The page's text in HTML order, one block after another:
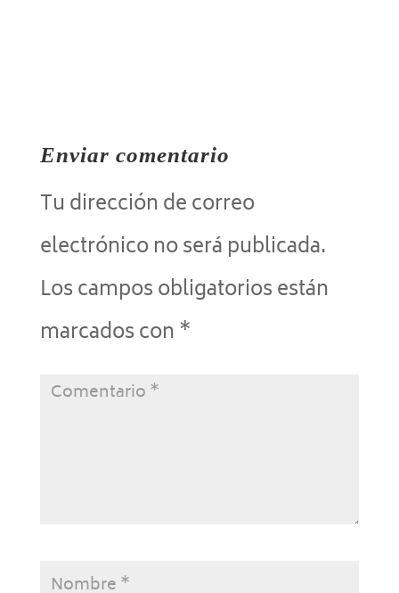
Enviar comentario
Tu dirección de correo
electrónico no será publicada.
Los campos obligatorios están
marcados con*